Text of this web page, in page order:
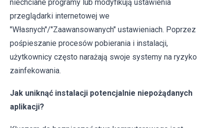
niechciane programy lub modyfikują ustawienia
przeglądarki internetowej we
"Własnych"/"Zaawansowanych" ustawieniach. Poprzez
pośpieszanie procesów pobierania i instalacji,
użytkownicy często narażają swoje systemy na ryzyko
zainfekowania.
Jak uniknąć instalacji potencjalnie niepożądanych
aplikacji?